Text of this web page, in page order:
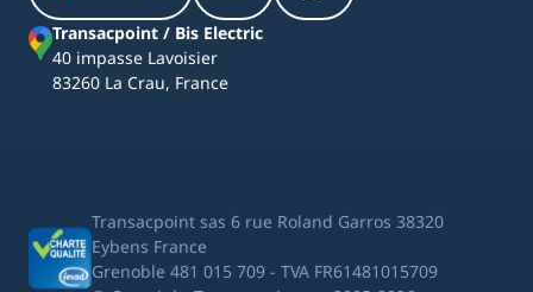
Transacpoint / Bis Electric
40 impasse Lavoisier
83260 La Crau, France
Transacpoint sas 6 rue Roland Garros 38320
Eybens France
Grenoble 481 015 709 - TVA FR61481015709